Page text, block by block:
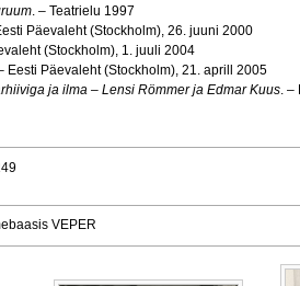
. – Teatrielu 1997
Päevaleht (Stockholm), 26. juuni 2000
(Stockholm), 1. juuli 2004
Eesti Päevaleht (Stockholm), 21. aprill 2005
ja ilma – Lensi Römmer ja Edmar Kuus. –
VEPER